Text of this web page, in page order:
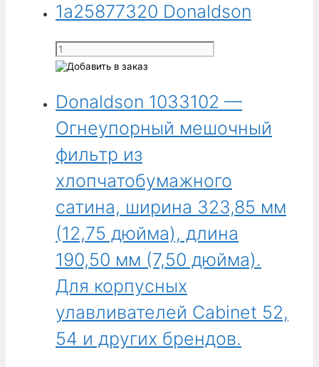
Donaldson
1a25877320 Donaldson
Количество
товара
Donaldson
Donaldson 1033102 —
Огнеупорный мешочный
фильтр из
хлопчатобумажного
сатина, ширина 323,85 мм
(12,75 дюйма), длина
190,50 мм (7,50 дюйма).
Для корпусных
улавливателей Cabinet 52,
54 и других брендов.